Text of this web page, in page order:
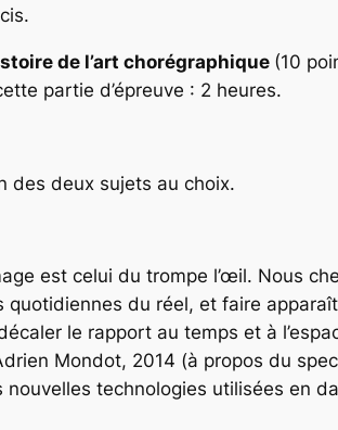
de l’art chorégraphique (10
partie d’épreuve : 2 heures.
des deux sujets au choix.
est celui du trompe l’œil. Nous
du réel, et faire
le rapport au temps et à
Mondot, 2014 (à propos du
nouvelles technologies utilisées en